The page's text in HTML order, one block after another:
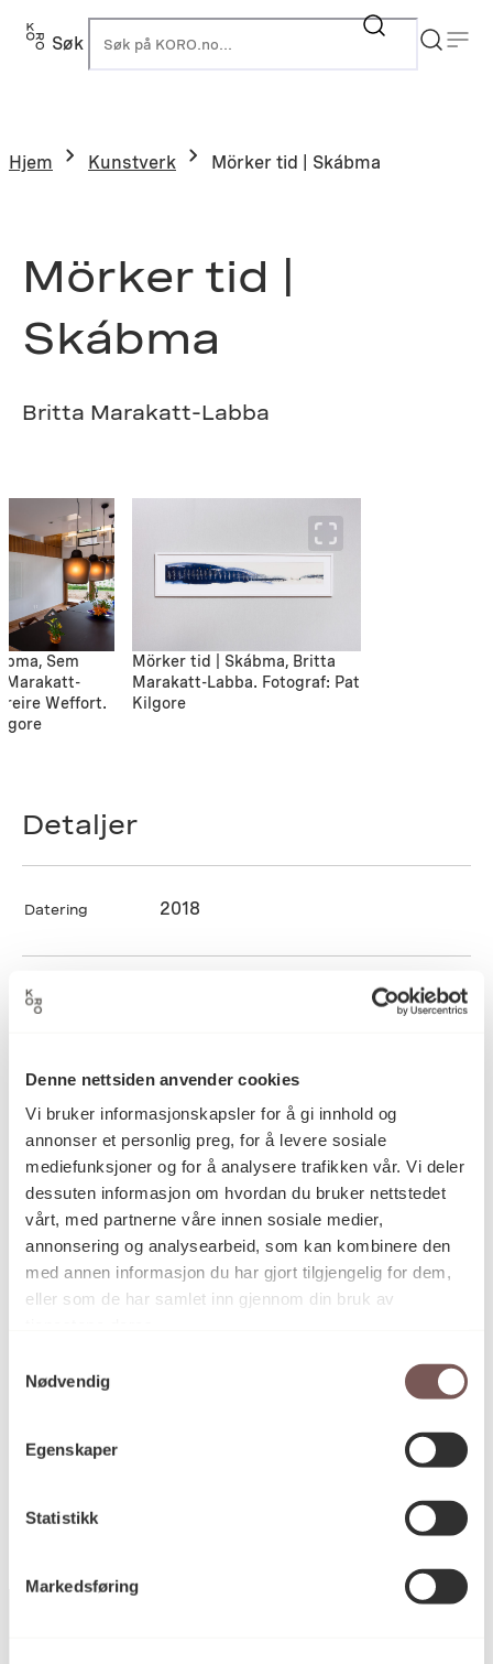
Denne nettsiden anvender cookies
Vi bruker informasjonskapsler for å gi innhold og
annonser et personlig preg, for å levere sosiale
mediefunksjoner og for å analysere trafikken vår. Vi deler
dessuten informasjon om hvordan du bruker nettstedet
vårt, med partnerne våre innen sosiale medier,
annonsering og analysearbeid, som kan kombinere den
med annen informasjon du har gjort tilgjengelig for dem,
eller som de har samlet inn gjennom din bruk av
Nødvendig
Egenskaper
Statistikk
Markedsføring
Hopp
Søk
Hjem Kunstverk Mörker tid | Skábma
Mörker tid |
Skábma
Britta Marakatt-Labba
Sem
Marakatt-
Weffort.
Mörker tid | Skábma, Britta
Marakatt-Labba. Fotograf: Pat
Kilgore
Detaljer
Datering 2018
Kunstner
Kategori Håndbrodering, Tekstil
materiale
Broderi, tekstiltrykk og applikasjon
på linstoff
Mål
Reference